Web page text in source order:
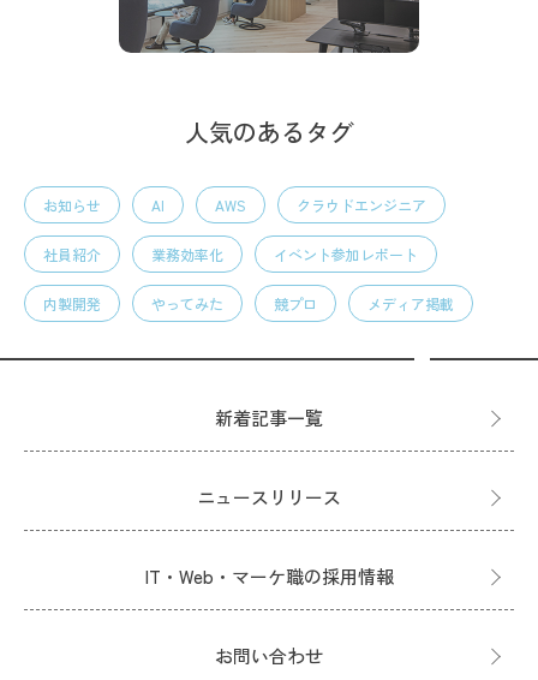
人気のあるタグ
お知らせ AI AWS クラウドエンジニア
社員紹介 業務効率化 イベント参加レポート
内製開発 やってみた 競プロ メディア掲載
新着記事一覧
ニュースリリース
IT・Web・マーケ職の採用情報
お問い合わせ